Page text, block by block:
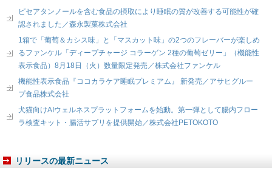
ピセアタンノールを含む食品の摂取により睡眠の質が改善する可能性が確
認されました／森永製菓株式会社
1箱で「葡萄＆カシス味」と「マスカット味」の2つのフレーバーが楽しめ
るファンケル「ディープチャージ コラーゲン 2種の葡萄ゼリー」（機能性
表示食品）8月18日（火）数量限定発売／株式会社ファンケル
機能性表示食品『ココカラケア睡眠プレミアム』 新発売／アサヒグルー
プ食品株式会社
犬猫向けAIウェルネスプラットフォームを始動。第一弾として腸内フロー
ラ検査キット・腸活サプリを提供開始／株式会社PETOKOTO
リリースの最新ニュース